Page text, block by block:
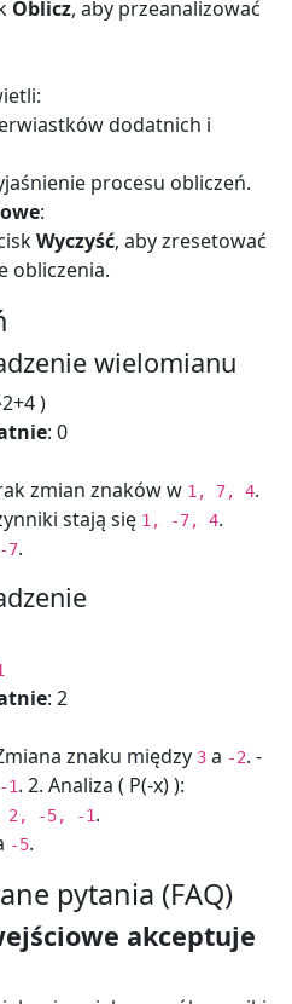
Oblicz, aby przeanalizować
dodatnich i
procesu obliczeń.
:
Wyczyść, aby zresetować
obliczenia.
wielomianu
)
: 0
zmian znaków w 1, 7, 4.
stają się 1, -7, 4.
-7.
: 2
znaku między 3 a -2. -
-1. 2. Analiza ( P(-x) ):
2, -5, -1.
-5.
pytania (FAQ)
akceptuje